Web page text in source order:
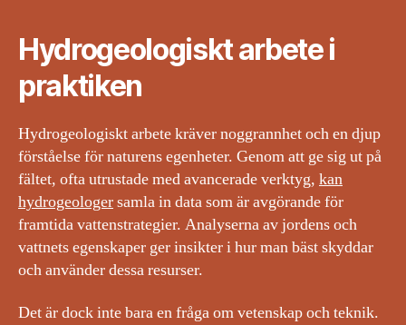
Hydrogeologiskt arbete i
praktiken
Hydrogeologiskt arbete kräver noggrannhet och en djup
förståelse för naturens egenheter. Genom att ge sig ut på
fältet, ofta utrustade med avancerade verktyg, kan
hydrogeologersamla in data som är avgörande för
framtida vattenstrategier. Analyserna av jordens och
vattnets egenskaper ger insikter i hur man bäst skyddar
och använder dessa resurser.
Det är dock inte bara en fråga om vetenskap och teknik.